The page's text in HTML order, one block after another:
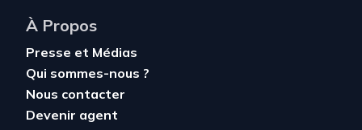
À Propos
Presse et Médias
Qui sommes-nous ?
Nous contacter
Devenir agent